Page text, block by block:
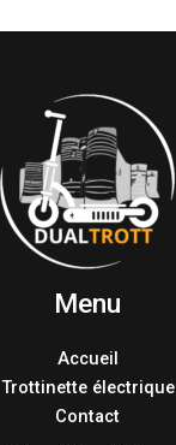
Menu
Accueil
Trottinette électrique
Contact